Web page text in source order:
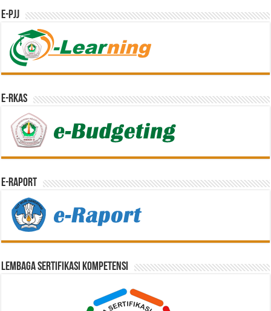
e-PJJ
e-RKAS
E-Raport
Lembaga Sertifikasi Kompetensi